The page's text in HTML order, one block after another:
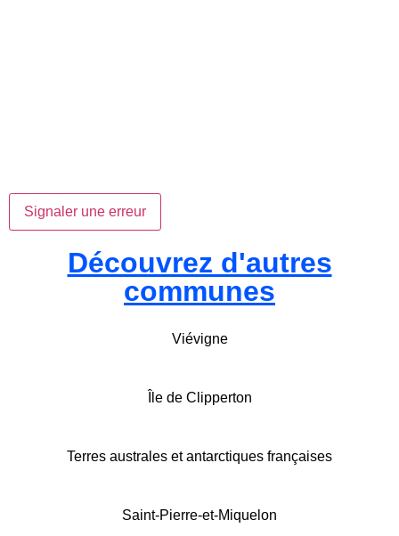
Signaler une erreur
Découvrez d'autres
communes
Viévigne
Île de Clipperton
Terres australes et antarctiques françaises
Saint-Pierre-et-Miquelon